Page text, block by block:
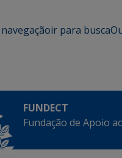
ir para busca
FUNDECT
Fundação de Apoio